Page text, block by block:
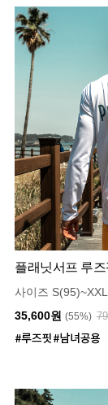
플래닛서프 루
사이즈
35,600원 (55%)